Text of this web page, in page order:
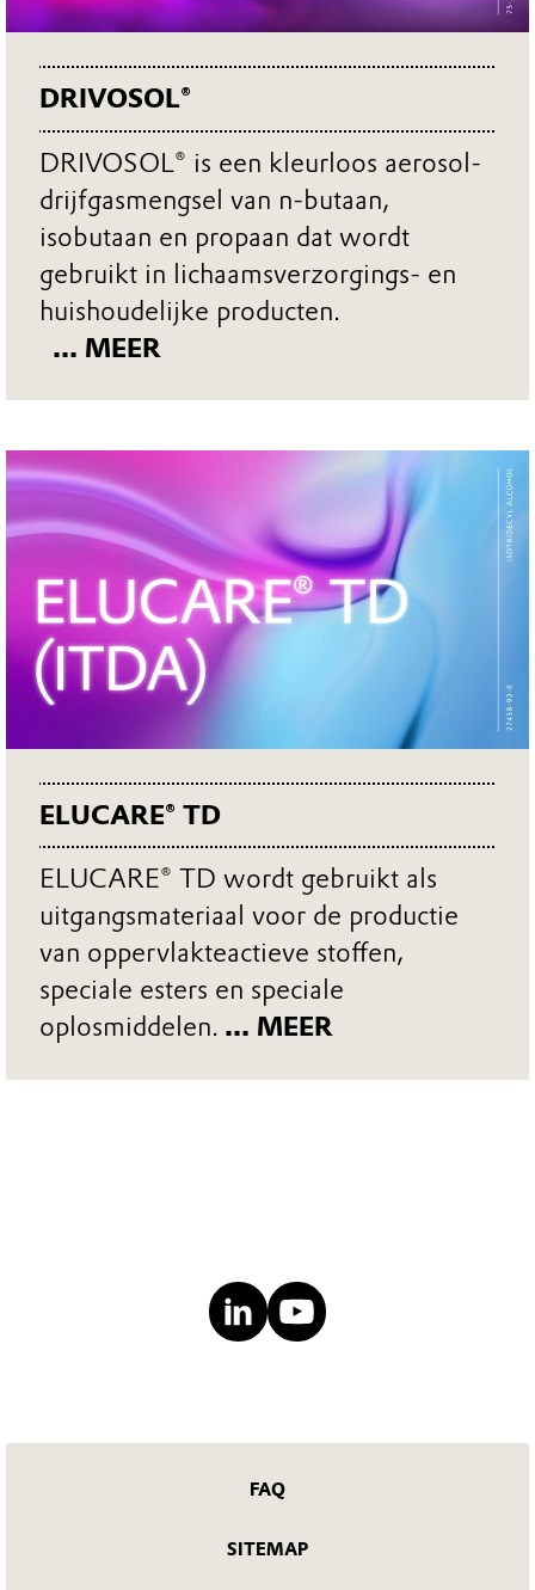
DRIVOSOL®
DRIVOSOL® is een kleurloos aerosol-
drijfgasmengsel van n-butaan,
isobutaan en propaan dat wordt
gebruikt in lichaamsverzorgings- en
huishoudelijke producten.
... MEER
ELUCARE® TD
ELUCARE® TD wordt gebruikt als
uitgangsmateriaal voor de productie
van oppervlakteactieve stoffen,
speciale esters en speciale
oplosmiddelen. ... MEER
FAQ
SITEMAP